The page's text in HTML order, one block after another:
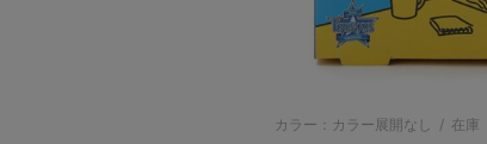
カラー：カラー展開なし / 在庫